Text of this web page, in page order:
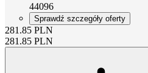
44096
Sprawdź szczegóły oferty
281.85 PLN
281.85 PLN